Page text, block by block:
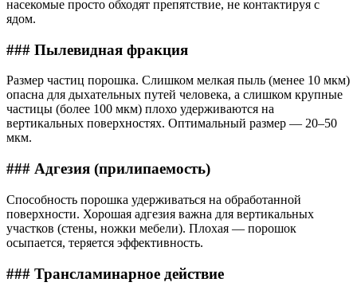
насекомые просто обходят препятствие, не контактируя с
ядом.
### Пылевидная фракция
Размер частиц порошка. Слишком мелкая пыль (менее 10 мкм)
опасна для дыхательных путей человека, а слишком крупные
частицы (более 100 мкм) плохо удерживаются на
вертикальных поверхностях. Оптимальный размер — 20–50
мкм.
### Адгезия (прилипаемость)
Способность порошка удерживаться на обработанной
поверхности. Хорошая адгезия важна для вертикальных
участков (стены, ножки мебели). Плохая — порошок
осыпается, теряется эффективность.
### Трансламинарное действие